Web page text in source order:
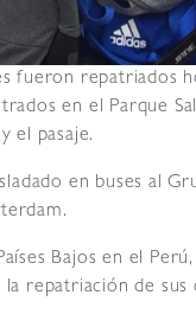
fueron repatriados
en el Parque
el pasaje.
en buses al
Bajos en el
repatriación de sus